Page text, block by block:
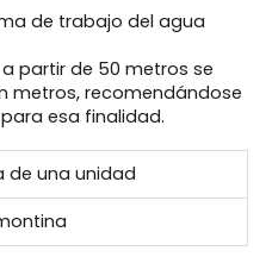
de trabajo del agua
partir de 50 metros se
metros, recomendándose
esa finalidad.
de una unidad